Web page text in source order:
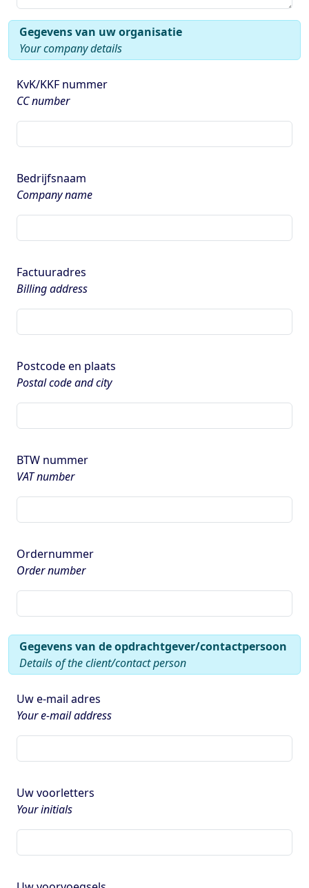
Gegevens van uw organisatie
Your company details
KvK/KKF nummer
CC number
Bedrijfsnaam
Company name
Factuuradres
Billing address
Postcode en plaats
Postal code and city
BTW nummer
VAT number
Ordernummer
Order number
Gegevens van de opdrachtgever/contactpersoon
Details of the client/contact person
Uw e-mail adres
Your e-mail address
Uw voorletters
Your initials